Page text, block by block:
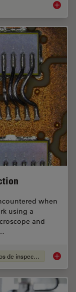
when
using a
and
Microscopios de inspección Top